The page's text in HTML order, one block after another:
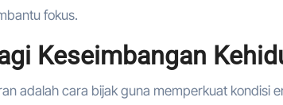
fokus.
Keseimbangan
adalah cara bijak guna memperkuat kondisi